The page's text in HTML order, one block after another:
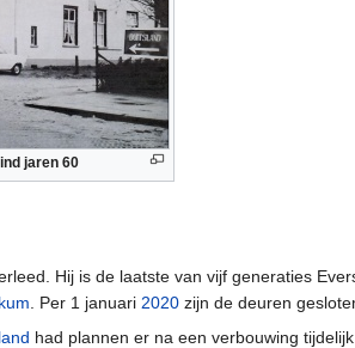
jaren 60
Hij is de laatste van vijf generaties
. Per 1 januari 2020 zijn de deuren
had plannen er na een verbouwing